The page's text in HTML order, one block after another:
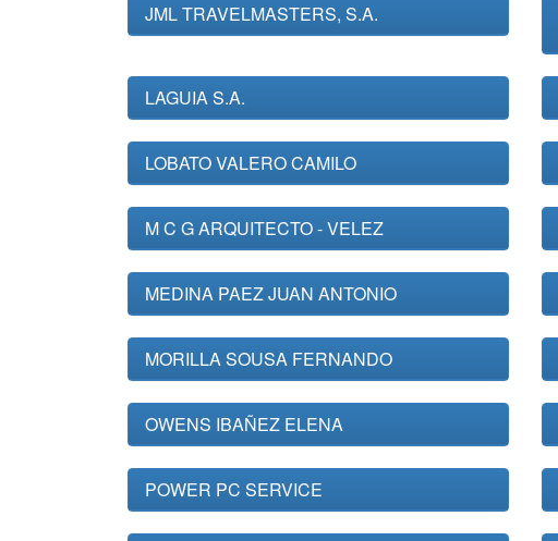
JML TRAVELMASTERS, S.A.
LAGUIA S.A.
LOBATO VALERO CAMILO
M C G ARQUITECTO - VELEZ
MEDINA PAEZ JUAN ANTONIO
MORILLA SOUSA FERNANDO
OWENS IBAÑEZ ELENA
POWER PC SERVICE